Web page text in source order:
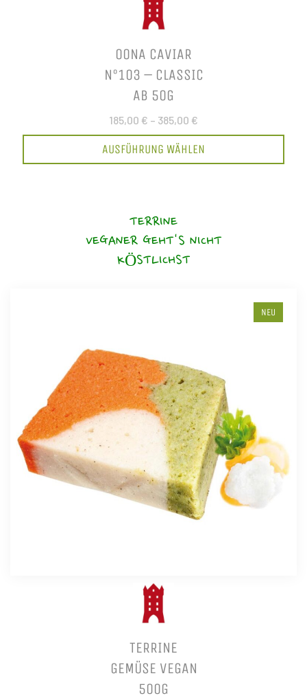
OONA CAVIAR
N°103 – CLASSIC
AB 50G
185,00 € – 385,00 €
AUSFÜHRUNG WÄHLEN
TERRINE
VEGANER GEHT'S NICHT
KÖSTLICHST
NEU
TERRINE
GEMÜSE VEGAN
500G